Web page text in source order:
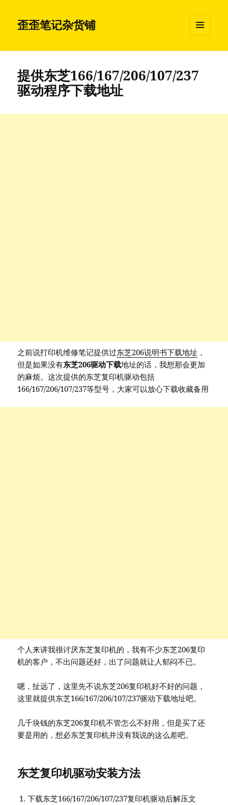
歪歪笔记杂货铺
挂件
提供东芝166/167/206/107/237
驱动程序下载地址
之前说打印机维修笔记提供过东芝206说明书下载地址 ，
但是如果没有东芝206驱动下载地址的话，我想那会更加
的麻烦。这次提供的东芝复印机驱动包括
166/167/206/107/237等型号，大家可以放心下载收藏备用
个人来讲我很讨厌东芝复印机的，我有不少东芝206复印
机的客户，不出问题还好，出了问题就让人郁闷不已。
嗯，扯远了，这里先不说东芝206复印机好不好的问题，
这里就提供东芝166/167/206/107/237驱动下载地址吧。
几千块钱的东芝206复印机不管怎么不好用，但是买了还
要是用的，想必东芝复印机并没有我说的这么差吧。
东芝复印机驱动安装方法
下载东芝166/167/206/107/237复印机驱动后解压文